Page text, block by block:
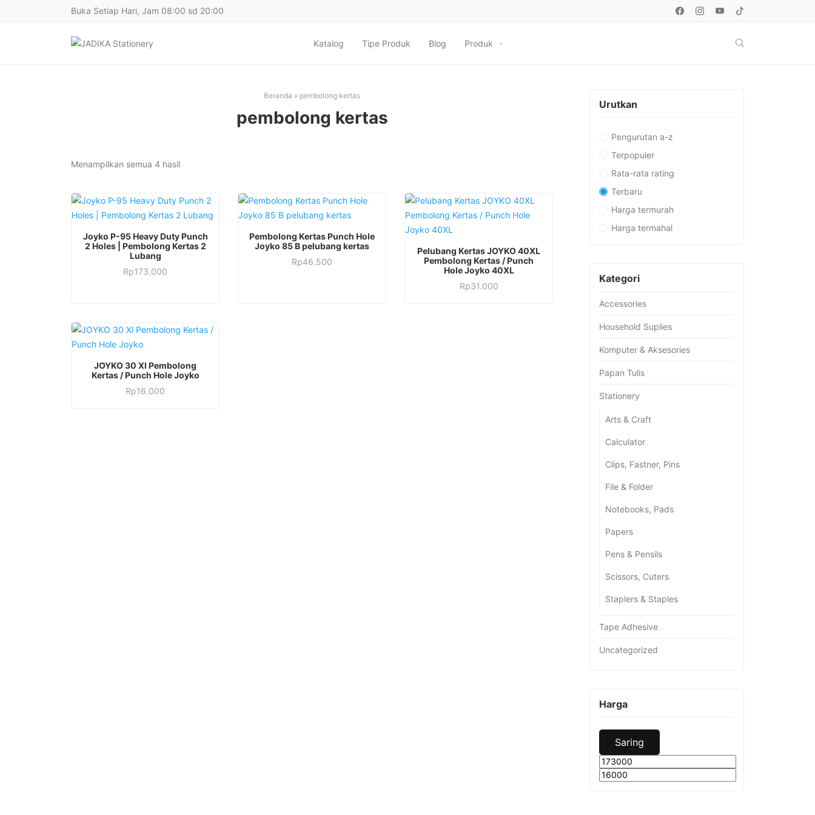
Buka Setiap Hari, Jam 08:00 sd 20:00
Katalog Tipe Produk Blog Produk
Beranda » pembolong kertas
pembolong kertas
Menampilkan semua 4 hasilDiurutkan
terbaru
Joyko P-95 Heavy Duty Punch
2 Holes | Pembolong Kertas 2
Lubang
Rp173.000
Pembolong Kertas Punch Hole
Joyko 85 B pelubang kertas
Rp46.500
Pelubang Kertas JOYKO 40XL
Pembolong Kertas / Punch
Hole Joyko 40XL
Rp31.000
JOYKO 30 Xl Pembolong
Kertas / Punch Hole Joyko
Rp16.000
Urutkan
Pengurutan a-z
Terpopuler
Rata-rata rating
Terbaru
Harga termurah
Harga termahal
Kategori
Accessories
Household Suplies
Komputer & Aksesories
Papan Tulis
Stationery
Arts & Craft
Calculator
Clips, Fastner, Pins
File & Folder
Notebooks, Pads
Papers
Pens & Pensils
Scissors, Cuters
Staplers & Staples
Tape Adhesive
Uncategorized
Harga
Saring